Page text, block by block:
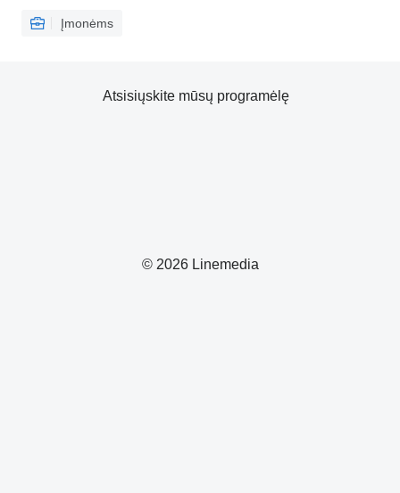
Įmonėms
© 2026 Linemedia
Atsisiųskite mūsų programėlę